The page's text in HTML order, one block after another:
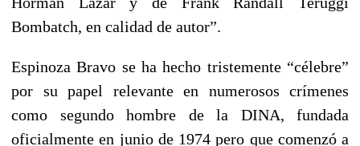
Bombatch, en calidad de autor”.
Espinoza Bravo se ha hecho tristemente “célebre”
por su papel relevante en numerosos crímenes
como segundo hombre de la DINA, fundada
oficialmente en junio de 1974 pero que comenzó a